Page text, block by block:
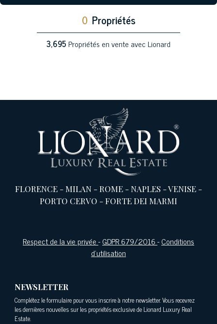
0 Propriétés
3,695Propriétés en vente avec Lionard
FLORENCE -MILAN -ROME -NAPLES -VENISE -
PORTO CERVO -FORTE DEI MARMI
Respect de la vie privée-GDPR 679/2016-Conditions
d'utilisation
NEWSLETTER
Complétez le formulaire pour vous inscrire à notre newsletter. Vous recevrez
les dernières nouvelles sur les propriétés exclusive de Lionard Luxury Real
Estate.